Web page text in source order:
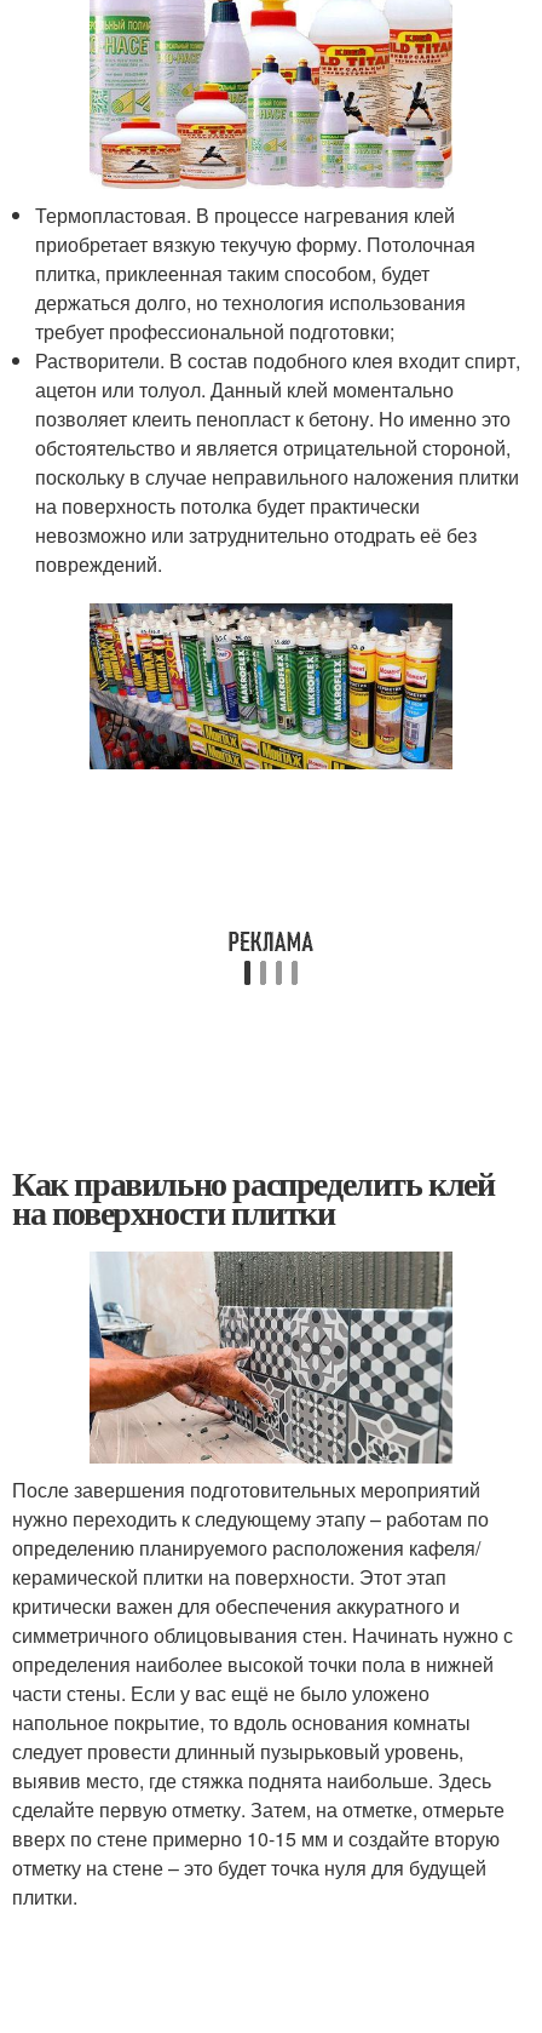
Термопластовая. В процессе нагревания клей
приобретает вязкую текучую форму. Потолочная
плитка, приклеенная таким способом, будет
держаться долго, но технология использования
требует профессиональной подготовки;
Растворители. В состав подобного клея входит спирт,
ацетон или толуол. Данный клей моментально
позволяет клеить пенопласт к бетону. Но именно это
обстоятельство и является отрицательной стороной,
поскольку в случае неправильного наложения плитки
на поверхность потолка будет практически
невозможно или затруднительно отодрать её без
повреждений.
Как правильно распределить клей
на поверхности плитки
После завершения подготовительных мероприятий
нужно переходить к следующему этапу – работам по
определению планируемого расположения кафеля/
керамической плитки на поверхности. Этот этап
критически важен для обеспечения аккуратного и
симметричного облицовывания стен. Начинать нужно с
определения наиболее высокой точки пола в нижней
части стены. Если у вас ещё не было уложено
напольное покрытие, то вдоль основания комнаты
следует провести длинный пузырьковый уровень,
выявив место, где стяжка поднята наибольше. Здесь
сделайте первую отметку. Затем, на отметке, отмерьте
вверх по стене примерно 10-15 мм и создайте вторую
отметку на стене – это будет точка нуля для будущей
плитки.